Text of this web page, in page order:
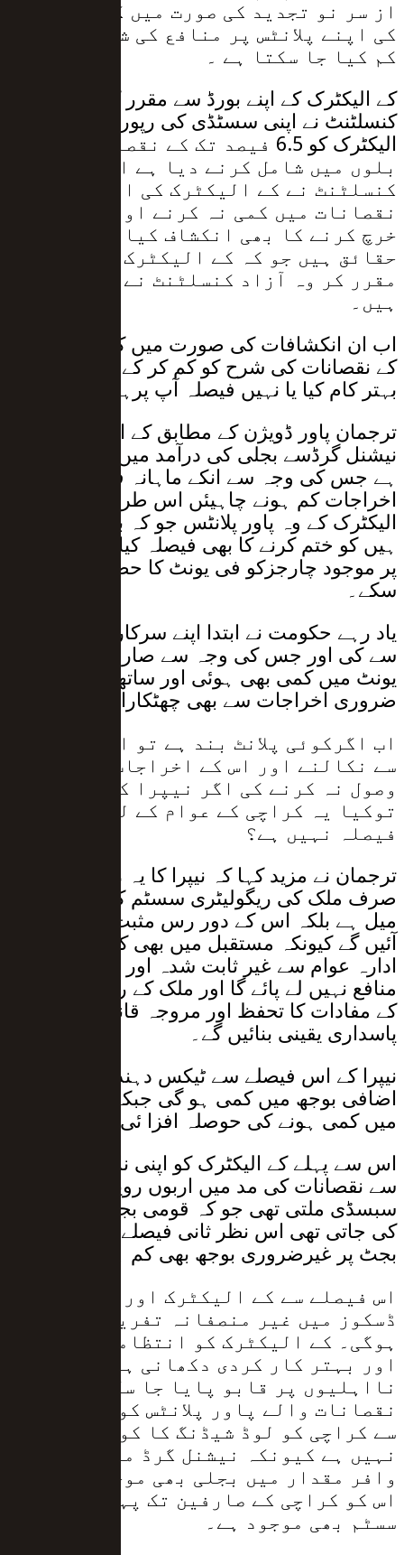
از سر نو تجدید کی صورت میں کے الیکٹرک
کی اپنے پلانٹس پر منافع کی شرح کو بھی
کم کیا جا سکتا ہے ۔
کے الیکٹرک کے اپنے بورڈ سے مقرر کردہ آزاد
کنسلٹنٹ نے اپنی سسٹڈی کی رپورٹ میں
الیکٹرک کو 6.5 فیصد تک کے نقصانات کو
بلوں میں شامل کرنے دیا ہے اس آزاد
کنسلٹنٹ نے کے الیکٹرک کی انتظامیہ پر
نقصانات میں کمی نہ کرنے اور بھاری رقم
خرچ کرنے کا بھی انکشاف کیا ہے یہ وہ
حقائق ہیں جو کہ کے الیکٹرک کے اپنے
مقرر کر وہ آزاد کنسلٹنٹ نے آشکار کیے
ہیں۔
اب ان انکشافات کی صورت میں کیا نیپرا نے ان
کے نقصانات کی شرح کو کم کر کے عوام کیلیے
بہتر کام کیا یا نہیں فیصلہ آپ پرہے۔
ترجمان پاور ڈویژن کے مطابق کے الیکٹرک نے
نیشنل گرڈسے بجلی کی درآمد میں اضافہ کیا
ہے جس کی وجہ سے انکے ماہانہ فیول کے
اخراجات کم ہونے چاہیئں اس طرح نیپرا نے کے
الیکٹرک کے وہ پاور پلانٹس جو کہ بند پڑے ہوئے
ہیں کو ختم کرنے کا بھی فیصلہ کیا ہے تاکہ ان
پر موجود چارجزکو فی یونٹ کا حصہ نہ بنا یا جا
سکے۔
یاد رہے حکومت نے ابتدا اپنے سرکاری اور پلانٹس
سے کی اور جس کی وجہ سے صارفین کے فی
یونٹ میں کمی بھی ہوئی اور ساتھ ساتھ غیر
ضروری اخراجات سے بھی چھٹکارا مل گیا۔
اب اگرکوئی پلانٹ بند ہے تو اس کو سسٹم
سے نکالنے اور اس کے اخراجات عوام سے
وصول نہ کرنے کی اگر نیپرا کہتا ہے
توکیا یہ کراچی کے عوام کے لیے بہتر
فیصلہ نہیں ہے؟
ترجمان نے مزید کہا کہ نیپرا کا یہ ریویو نہ
صرف ملک کی ریگولیٹری سسٹم کا ایک سنگ
میل ہے بلکہ اس کے دور رس مثبت نتائج بھی
آئیں گے کیونکہ مستقبل میں بھی کی کوئی بھی
ادارہ عوام سے غیر ثابت شدہ اور نامناسب
منافع نہیں لے پائے گا اور ملک کے ریگو لیٹر عوام
کے مفادات کا تحفظ اور مروجہ قانون کی
پاسداری یقینی بنائیں گے۔
نیپرا کے اس فیصلے سے ٹیکس دہندگان پر
اضافی بوجھ میں کمی ہو گی جبکہ نقصانات
میں کمی ہونے کی حوصلہ افزا ئی ہو گی۔
اس سے پہلے کے الیکٹرک کو اپنی نااہلی کی وجہ
سے نقصانات کی مد میں اربوں روپے کی
سبسڈی ملتی تھی جو کہ قومی بجٹ سے پوری
کی جاتی تھی اس نظر ثانی فیصلے سے سالانہ
بجٹ پر غیرضروری بوجھ بھی کم ہو گا۔
اس فیصلے سے کے الیکٹرک اور سرکاری
ڈسکوز میں غیر منصفانہ تفریق بھی ختم
ہوگی۔ کے الیکٹرک کو انتظامی اصلاحات
اور بہتر کار کردی دکھانی ہوگی تاکہ
نااہلیوں پر قابو پایا جا سکے اور
نقصانات والے پاور پلانٹس کو بند کرنے
سے کراچی کو لوڈ شیڈنگ کا کوئی خطرہ
نہیں ہے کیونکہ نیشنل گرڈ میں سستی اور
وافر مقدار میں بجلی بھی موجود ہے اور
اس کو کراچی کے صارفین تک پہنچانے کا
سسٹم بھی موجود ہے۔